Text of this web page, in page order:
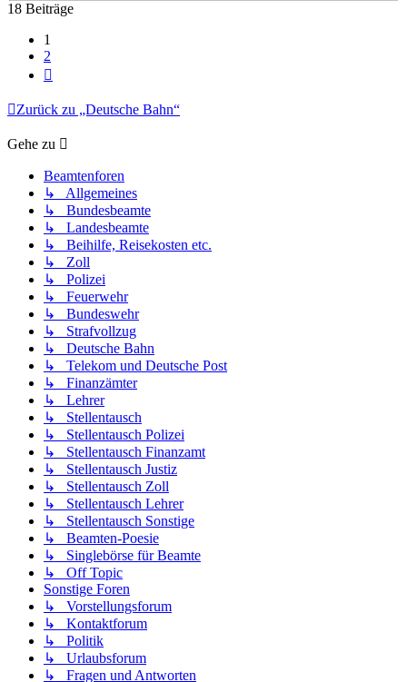
18 Beiträge
1
2
Zurück zu „Deutsche Bahn“
Gehe zu
Beamtenforen
↳ Allgemeines
↳ Bundesbeamte
↳ Landesbeamte
↳ Beihilfe, Reisekosten etc.
↳ Zoll
↳ Polizei
↳ Feuerwehr
↳ Bundeswehr
↳ Strafvollzug
↳ Deutsche Bahn
↳ Telekom und Deutsche Post
↳ Finanzämter
↳ Lehrer
↳ Stellentausch
↳ Stellentausch Polizei
↳ Stellentausch Finanzamt
↳ Stellentausch Justiz
↳ Stellentausch Zoll
↳ Stellentausch Lehrer
↳ Stellentausch Sonstige
↳ Beamten-Poesie
↳ Singlebörse für Beamte
↳ Off Topic
Sonstige Foren
↳ Vorstellungsforum
↳ Kontaktforum
↳ Politik
↳ Urlaubsforum
↳ Fragen und Antworten